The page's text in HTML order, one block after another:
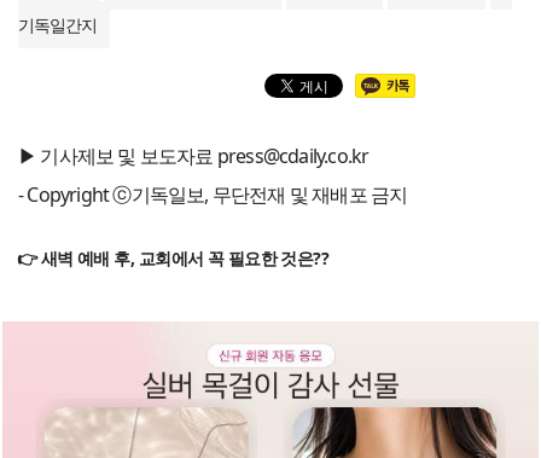
기독일간지
▶ 기사제보 및 보도자료 press@cdaily.co.kr
- Copyright ⓒ기독일보, 무단전재 및 재배포 금지
👉 새벽 예배 후, 교회에서 꼭 필요한 것은??